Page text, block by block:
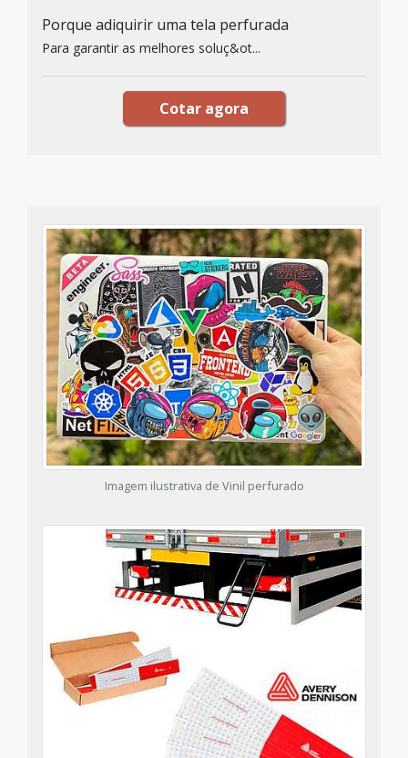
Porque adiquirir uma tela perfurada
Para garantir as melhores soluç&ot...
Cotar agora
Imagem ilustrativa de Vinil perfurado